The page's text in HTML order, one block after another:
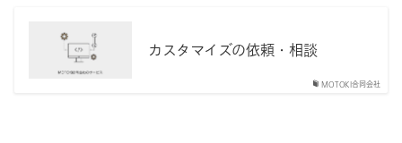
MOTOKI合同会社
カスタマイズの依頼・相談